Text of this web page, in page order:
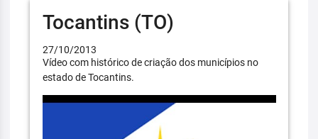
Tocantins (TO)
27/10/2013
Vídeo com histórico de criação dos municípios no
estado de Tocantins.